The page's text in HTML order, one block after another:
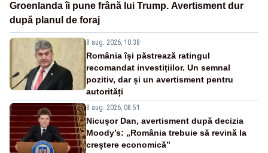
Groenlanda îi pune frână lui Trump. Avertisment dur
după planul de foraj
8 aug. 2026, 10:38
România își păstrează ratingul
recomandat investițiilor. Un semnal
pozitiv, dar și un avertisment pentru
autorități
8 aug. 2026, 08:51
Nicușor Dan, avertisment după decizia
Moody’s: „România trebuie să revină la
creștere economică”